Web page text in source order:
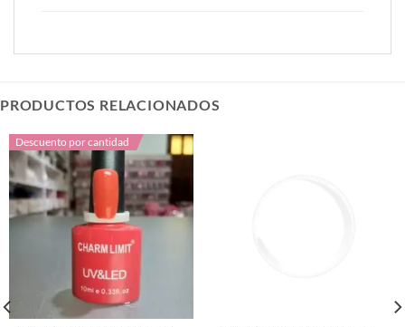
PRODUCTOS RELACIONADOS
Descuento por cantidad